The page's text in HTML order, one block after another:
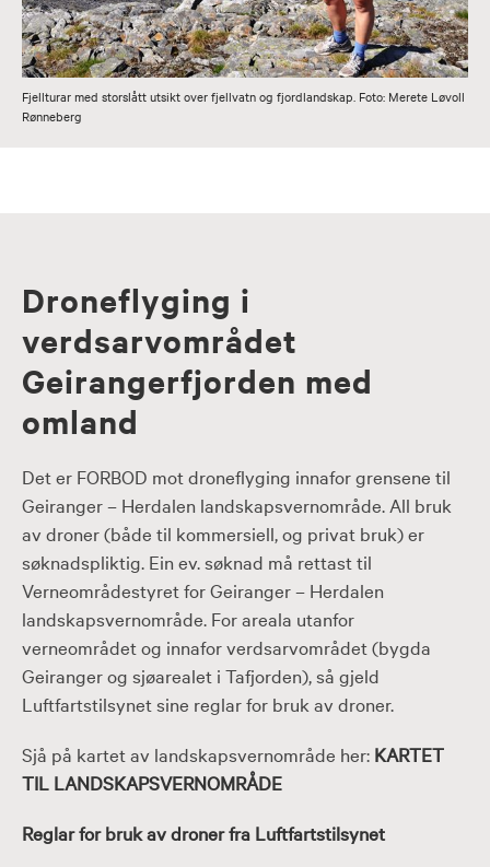
Fjellturar med storslått utsikt over fjellvatn og fjordlandskap. Foto: Merete Løvoll
Rønneberg
Droneflyging i
verdsarvområdet
Geirangerfjorden med
omland
Det er FORBOD mot droneflyging innafor grensene til
Geiranger – Herdalen landskapsvernområde. All bruk
av droner (både til kommersiell, og privat bruk) er
søknadspliktig. Ein ev. søknad må rettast til
Verneområdestyret for Geiranger – Herdalen
landskapsvernområde. For areala utanfor
verneområdet og innafor verdsarvområdet (bygda
Geiranger og sjøarealet i Tafjorden), så gjeld
Luftfartstilsynet sine reglar for bruk av droner.
Sjå på kartet av landskapsvernområde her: KARTET
TIL LANDSKAPSVERNOMRÅDE
Reglar for bruk av droner fra Luftfartstilsynet